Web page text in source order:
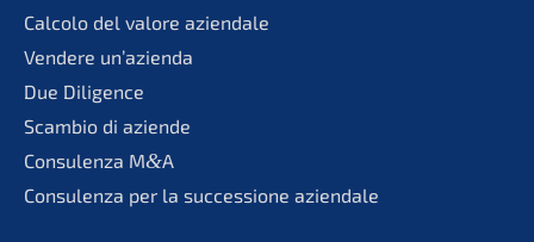
Calco­lo del valore aziendale
Vende­re un’azienda
Due Diligence
Scambio di aziende
Consu­len­za M&A
Consu­len­za per la succes­sio­ne aziendale